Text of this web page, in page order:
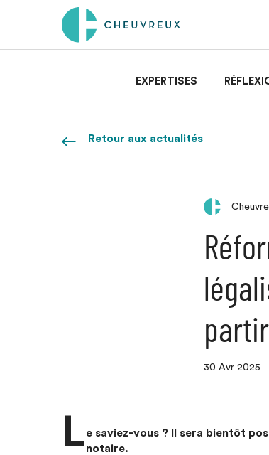
EXPERTISES
Retour aux actualités
30 Avr 2025
Le saviez-vous ? Il sera bientôt
notaire.